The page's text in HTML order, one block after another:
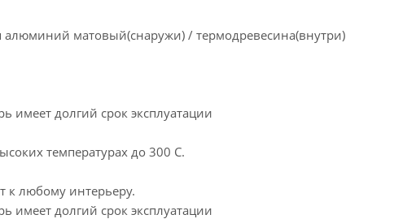
алюминий матовый(снаружи) / термодревесина(внутри)
имеет долгий срок эксплуатации
температурах до 300 С.
к любому интерьеру.
имеет долгий срок эксплуатации